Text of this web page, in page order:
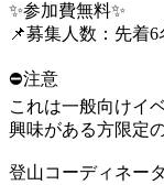
✨参加費無料✨
📌募集人数：先着6
⛔️注意
これは一般向けイ
興味がある方限定
登山コーディネー